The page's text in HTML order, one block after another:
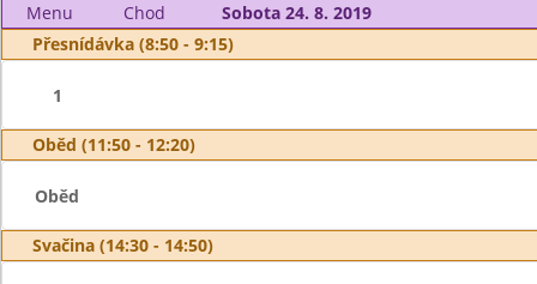
Menu Chod
Sobota 24. 8. 2019
Přesnídávka (8:50 - 9:15)
1
Oběd (11:50 - 12:20)
Oběd
Svačina (14:30 - 14:50)